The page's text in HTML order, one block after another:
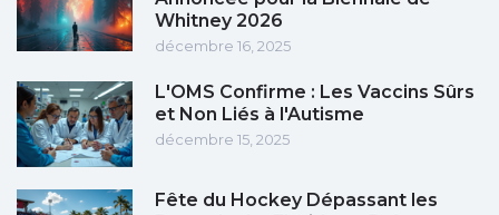
Whitney 2026
décembre 16, 2025
L'OMS Confirme : Les Vaccins Sûrs
et Non Liés à l'Autisme
décembre 15, 2025
Fête du Hockey Dépassant les